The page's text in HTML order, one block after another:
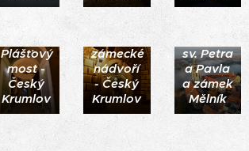
Plášťový
most -
Český
Krumlov
zámecké
nádvoří
- Český
Krumlov
Chrám
sv. Petra
a Pavla
a zámek
Mělník